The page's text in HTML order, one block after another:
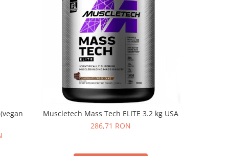
Muscletech Mass Tech ELITE 3.2 kg USA
286,71 RON